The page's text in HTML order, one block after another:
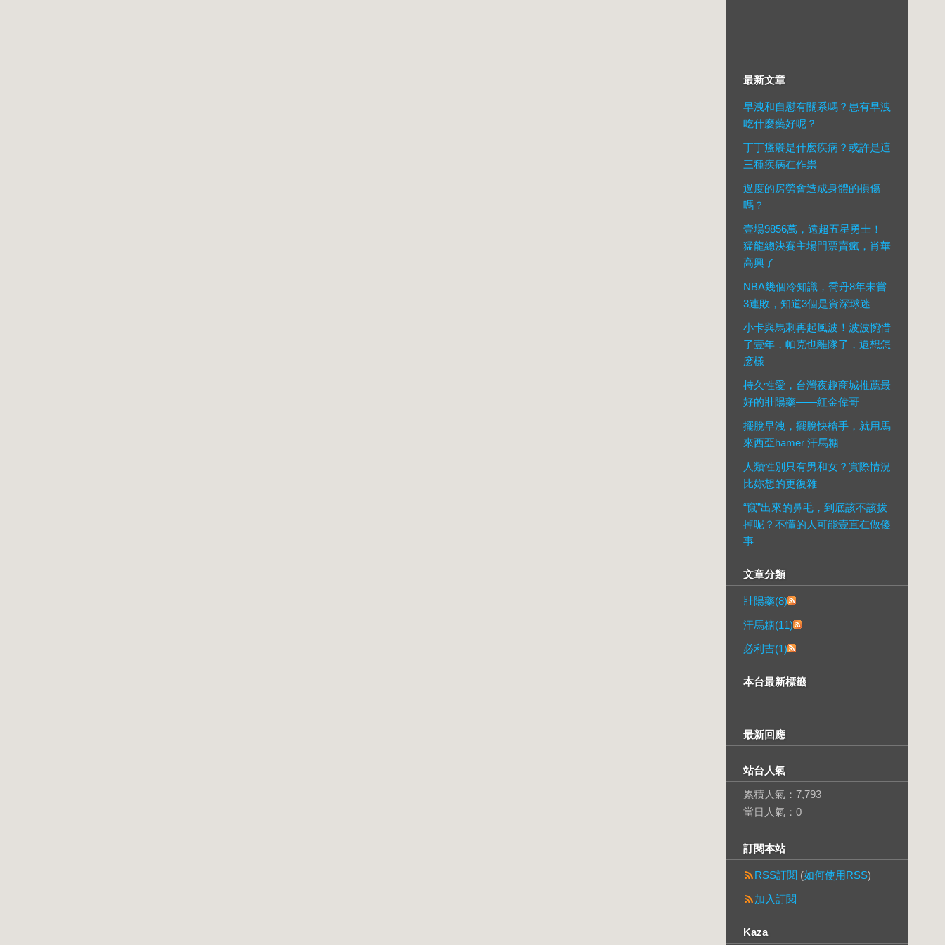
最新文章
早洩和自慰有關系嗎？患有早洩
吃什麼藥好呢？
丁丁瘙癢是什麽疾病？或許是這
三種疾病在作祟
過度的房勞會造成身體的損傷
嗎？
壹場9856萬，遠超五星勇士！
猛龍總決賽主場門票賣瘋，肖華
高興了
NBA幾個冷知識，喬丹8年未嘗
3連敗，知道3個是資深球迷
小卡與馬刺再起風波！波波惋惜
了壹年，帕克也離隊了，還想怎
麽樣
持久性愛，台灣夜趣商城推薦最
好的壯陽藥——紅金偉哥
擺脫早洩，擺脫快槍手，就用馬
來西亞hamer 汗馬糖
人類性別只有男和女？實際情況
比妳想的更復雜
“竄”出來的鼻毛，到底該不該拔
掉呢？不懂的人可能壹直在做傻
事
文章分類
壯陽藥(8)
汗馬糖(11)
必利吉(1)
本台最新標籤
最新回應
站台人氣
累積人氣： 7,793
當日人氣： 0
訂閱本站
RSS訂閱 (如何使用RSS)
加入訂閱
Kaza